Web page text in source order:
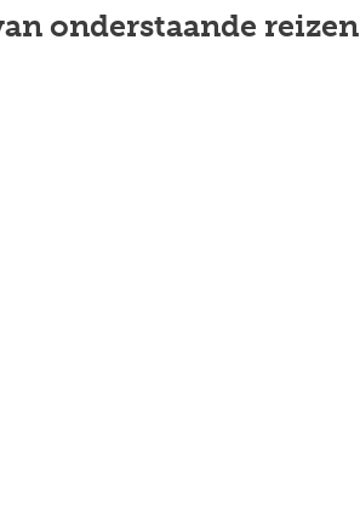
onderstaande reizen